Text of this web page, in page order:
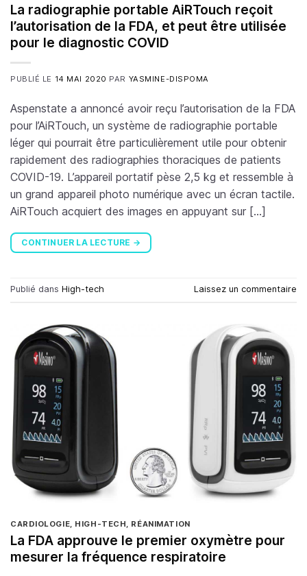
La radiographie portable AiRTouch reçoit
l’autorisation de la FDA, et peut être utilisée
pour le diagnostic COVID
PUBLIÉ LE 14 MAI 2020 PAR YASMINE-DISPOMA
Aspenstate a annoncé avoir reçu l’autorisation de la FDA
pour l’AiRTouch, un système de radiographie portable
léger qui pourrait être particulièrement utile pour obtenir
rapidement des radiographies thoraciques de patients
COVID-19. L’appareil portatif pèse 2,5 kg et ressemble à
un grand appareil photo numérique avec un écran tactile.
AiRTouch acquiert des images en appuyant sur […]
CONTINUER LA LECTURE →
Publié dans High-tech Laissez un commentaire
CARDIOLOGIE, HIGH-TECH, RÉANIMATION
La FDA approuve le premier oxymètre pour
mesurer la fréquence respiratoire